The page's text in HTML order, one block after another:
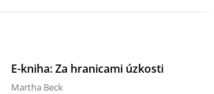
E-kniha: Za hranicami úzkosti
Martha Beck